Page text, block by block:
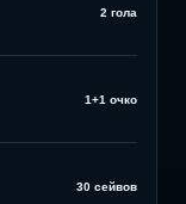
2 гола
1+1 очко
30 сейвов